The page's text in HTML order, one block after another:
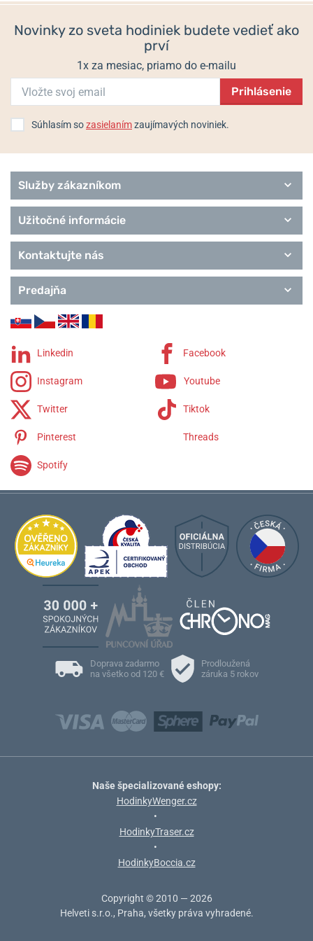
Populárne modelové rady Orient
Multi-Year Calendar
Contemporary
Revival
Novinky zo sveta hodiniek budete vedieť ako
prví
1x za mesiac, priamo do e-mailu
Prihlásenie
Súhlasím sozasielanímzaujímavých noviniek.
Služby zákazníkom
Užitočné informácie
Kontaktujte nás
Predajňa
Linkedin Facebook
Instagram Youtube
Twitter Tiktok
Pinterest Threads
Spotify
Doprava zadarmo
na všetko od 120 €
Prodloužená
záruka 5 rokov
Naše špecializované eshopy:
HodinkyWenger.cz
•
HodinkyTraser.cz
•
HodinkyBoccia.cz
Copyright © 2010 — 2026
Helveti s.r.o., Praha, všetky práva vyhradené.